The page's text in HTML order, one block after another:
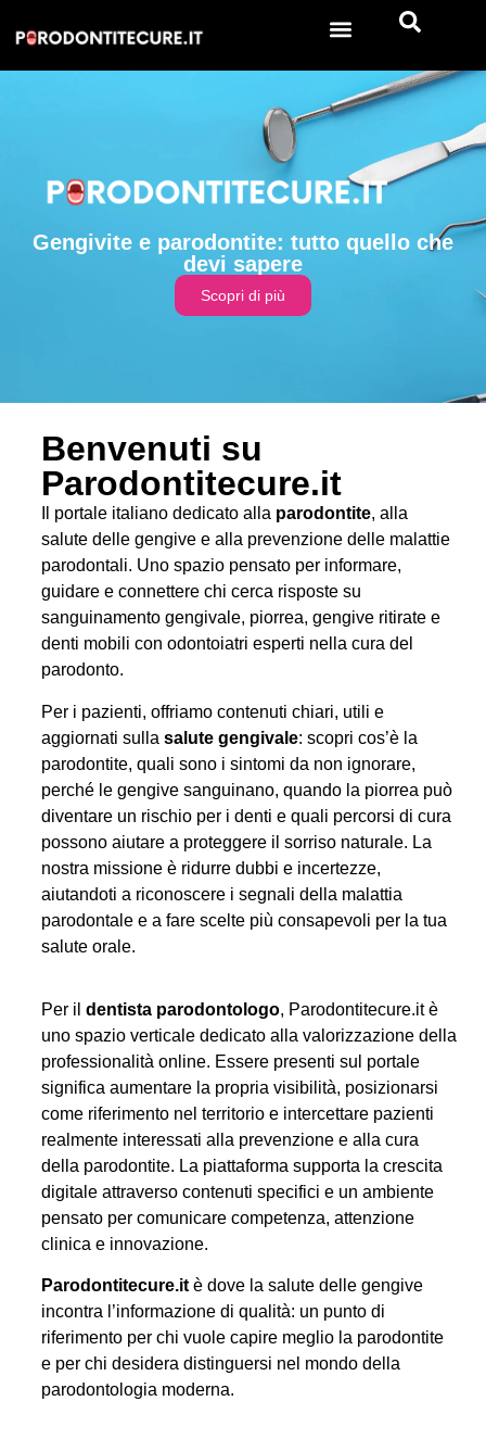
Gengivite e parodontite: tutto quello che
devi sapere
Scopri di più
Benvenuti su
Parodontitecure.it
Il portale italiano dedicato alla parodontite, alla
salute delle gengive e alla prevenzione delle malattie
parodontali. Uno spazio pensato per informare,
guidare e connettere chi cerca risposte su
sanguinamento gengivale, piorrea, gengive ritirate e
denti mobili con odontoiatri esperti nella cura del
parodonto.
Per i pazienti, offriamo contenuti chiari, utili e
aggiornati sullasalute gengivale: scopri cos’è la
parodontite, quali sono i sintomi da non ignorare,
perché le gengive sanguinano, quando la piorrea può
diventare un rischio per i denti e quali percorsi di cura
possono aiutare a proteggere il sorriso naturale. La
nostra missione è ridurre dubbi e incertezze,
aiutandoti a riconoscere i segnali della malattia
parodontale e a fare scelte più consapevoli per la tua
salute orale.
Per ildentista parodontologo, Parodontitecure.it è
uno spazio verticale dedicato alla valorizzazione della
professionalità online. Essere presenti sul portale
significa aumentare la propria visibilità, posizionarsi
come riferimento nel territorio e intercettare pazienti
realmente interessati alla prevenzione e alla cura
della parodontite. La piattaforma supporta la crescita
digitale attraverso contenuti specifici e un ambiente
pensato per comunicare competenza, attenzione
clinica e innovazione.
Parodontitecure.it è dove la salute delle gengive
incontra l’informazione di qualità: un punto di
riferimento per chi vuole capire meglio la parodontite
e per chi desidera distinguersi nel mondo della
parodontologia moderna.